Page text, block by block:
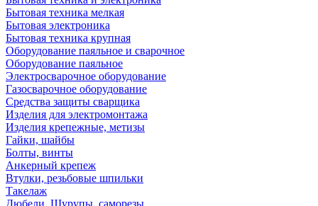
Бытовая техника мелкая
Бытовая электроника
Бытовая техника крупная
Оборудование паяльное и сварочное
Оборудование паяльное
Электросварочное оборудование
Газосварочное оборудование
Средства защиты сварщика
Изделия для электромонтажа
Изделия крепежные, метизы
Гайки, шайбы
Болты, винты
Анкерный крепеж
Втулки, резьбовые шпильки
Такелаж
Дюбели, Шурупы, саморезы